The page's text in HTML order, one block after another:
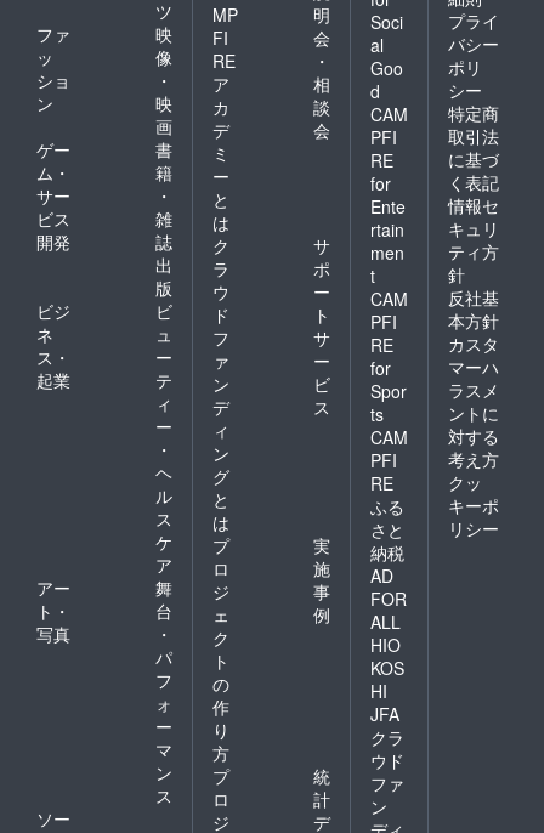
ツ
ファ
ッ
ショ
ン
映
像
・
映
画
ゲー
ム・
サー
ビス
開発
書
籍
・
雑
誌
出
版
ビジ
ネ
ス・
起業
ビ
ュ
ー
テ
ィ
ー
・
ヘ
ル
ス
ケ
ア
アー
ト・
写真
舞
台
・
パ
フ
ォ
ー
マ
ン
ス
ソー
MP
FI
RE
ア
カ
デ
ミ
ー
と
は
明
会
・
相
談
会
ク
ラ
ウ
ド
フ
ァ
ン
デ
ィ
ン
グ
と
は
サ
ポ
ー
ト
サ
ー
ビ
ス
プ
ロ
ジ
ェ
ク
ト
の
作
り
方
実
施
事
例
プ
ロ
ジ
統
計
デ
Soci
al
Goo
d
CAM
PFI
RE
for
Ente
rtain
men
t
CAM
PFI
RE
for
Spor
ts
CAM
PFI
RE
ふる
さと
納税
AD
FOR
ALL
HIO
KOS
HI
JFA
クラ
ウド
ファ
ン
プライ
バシー
ポリ
シー
特定商
取引法
に基づ
く表記
情報セ
キュリ
ティ方
針
反社基
本方針
カスタ
マーハ
ラスメ
ントに
対する
考え方
クッ
キーポ
リシー